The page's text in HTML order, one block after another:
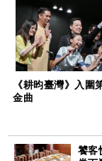
《耕昀臺灣》入圍
金曲
饕客